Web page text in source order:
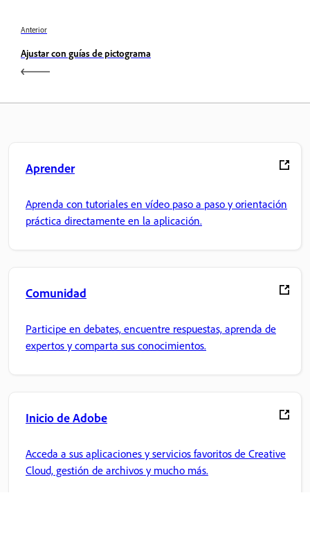
Anterior
Ajustar con guías de pictograma
Aprender
Aprenda con tutoriales en vídeo paso a paso y orientación
práctica directamente en la aplicación.
Comunidad
Participe en debates, encuentre respuestas, aprenda de
expertos y comparta sus conocimientos.
Inicio de Adobe
Acceda a sus aplicaciones y servicios favoritos de Creative
Cloud, gestión de archivos y mucho más.